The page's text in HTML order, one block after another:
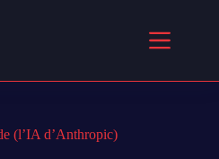
(l’IA d’Anthropic)